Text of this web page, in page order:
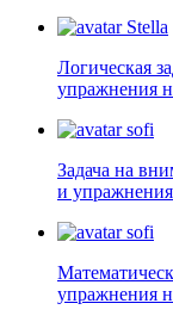
Stella
Логическая
упражнения
sofi
Задача на
и
sofi
упражнения